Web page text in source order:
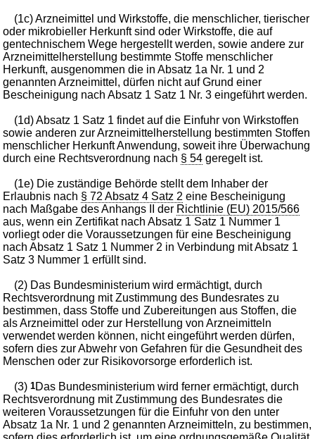
(1c) Arzneimittel und Wirkstoffe, die menschlicher, tierischer
oder mikrobieller Herkunft sind oder Wirkstoffe, die auf
gentechnischem Wege hergestellt werden, sowie andere zur
Arzneimittelherstellung bestimmte Stoffe menschlicher
Herkunft, ausgenommen die in Absatz 1a Nr. 1 und 2
genannten Arzneimittel, dürfen nicht auf Grund einer
Bescheinigung nach Absatz 1 Satz 1 Nr. 3 eingeführt werden.
(1d) Absatz 1 Satz 1 findet auf die Einfuhr von Wirkstoffen
sowie anderen zur Arzneimittelherstellung bestimmten Stoffen
menschlicher Herkunft Anwendung, soweit ihre Überwachung
durch eine Rechtsverordnung nach § 54 geregelt ist.
(1e) Die zuständige Behörde stellt dem Inhaber der
Erlaubnis nach § 72 Absatz 4 Satz 2 eine Bescheinigung
nach Maßgabe des Anhangs II der Richtlinie (EU) 2015/566
aus, wenn ein Zertifikat nach Absatz 1 Satz 1 Nummer 1
vorliegt oder die Voraussetzungen für eine Bescheinigung
nach Absatz 1 Satz 1 Nummer 2 in Verbindung mit Absatz 1
Satz 3 Nummer 1 erfüllt sind.
(2) Das Bundesministerium wird ermächtigt, durch
Rechtsverordnung mit Zustimmung des Bundesrates zu
bestimmen, dass Stoffe und Zubereitungen aus Stoffen, die
als Arzneimittel oder zur Herstellung von Arzneimitteln
verwendet werden können, nicht eingeführt werden dürfen,
sofern dies zur Abwehr von Gefahren für die Gesundheit des
Menschen oder zur Risikovorsorge erforderlich ist.
(3)1Das Bundesministerium wird ferner ermächtigt, durch
Rechtsverordnung mit Zustimmung des Bundesrates die
weiteren Voraussetzungen für die Einfuhr von den unter
Absatz 1a Nr. 1 und 2 genannten Arzneimitteln, zu bestimmen,